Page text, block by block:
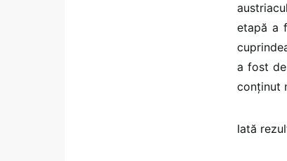
austriacul
etapă a
a fost
conținut
Iată